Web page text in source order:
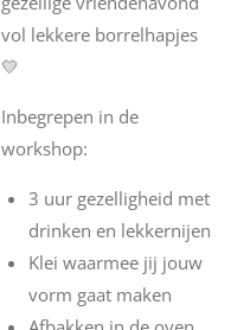
vol lekkere borrelhapjes
💛
Inbegrepen in de
workshop:
3 uur gezelligheid met
drinken en lekkernijen
Klei waarmee jij jouw
vorm gaat maken